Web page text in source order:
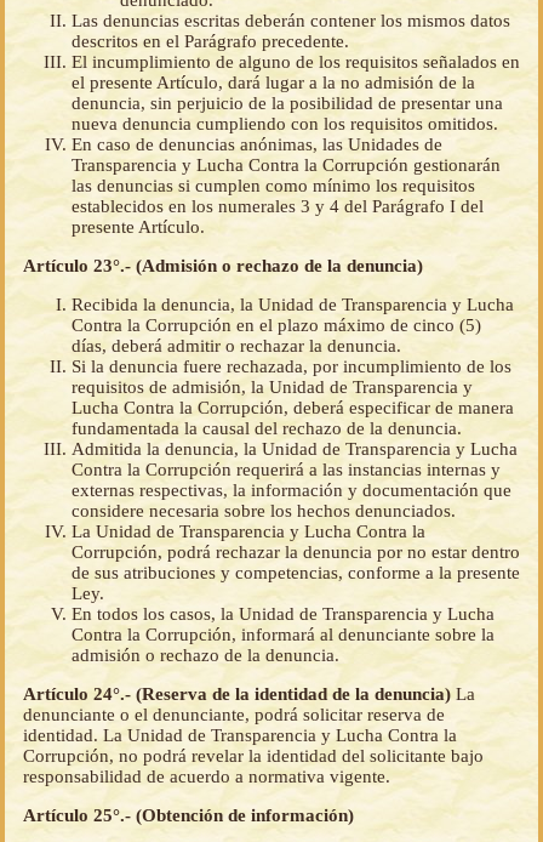
Las denuncias escritas deberán contener los mismos datos
descritos en el Parágrafo precedente.
El incumplimiento de alguno de los requisitos señalados en
el presente Artículo, dará lugar a la no admisión de la
denuncia, sin perjuicio de la posibilidad de presentar una
nueva denuncia cumpliendo con los requisitos omitidos.
En caso de denuncias anónimas, las Unidades de
Transparencia y Lucha Contra la Corrupción gestionarán
las denuncias si cumplen como mínimo los requisitos
establecidos en los numerales 3 y 4 del Parágrafo I del
presente Artículo.
Artículo 23°.- (Admisión o rechazo de la denuncia)
Recibida la denuncia, la Unidad de Transparencia y Lucha
Contra la Corrupción en el plazo máximo de cinco (5)
días, deberá admitir o rechazar la denuncia.
Si la denuncia fuere rechazada, por incumplimiento de los
requisitos de admisión, la Unidad de Transparencia y
Lucha Contra la Corrupción, deberá especificar de manera
fundamentada la causal del rechazo de la denuncia.
Admitida la denuncia, la Unidad de Transparencia y Lucha
Contra la Corrupción requerirá a las instancias internas y
externas respectivas, la información y documentación que
considere necesaria sobre los hechos denunciados.
La Unidad de Transparencia y Lucha Contra la
Corrupción, podrá rechazar la denuncia por no estar dentro
de sus atribuciones y competencias, conforme a la presente
Ley.
En todos los casos, la Unidad de Transparencia y Lucha
Contra la Corrupción, informará al denunciante sobre la
admisión o rechazo de la denuncia.
Artículo 24°.- (Reserva de la identidad de la denuncia) La
denunciante o el denunciante, podrá solicitar reserva de
identidad. La Unidad de Transparencia y Lucha Contra la
Corrupción, no podrá revelar la identidad del solicitante bajo
responsabilidad de acuerdo a normativa vigente.
Artículo 25°.- (Obtención de información)